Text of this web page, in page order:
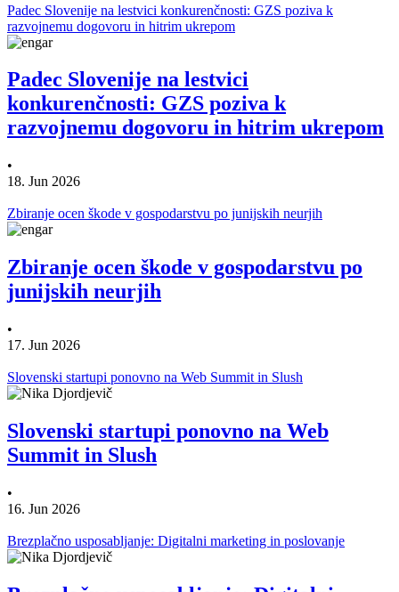
Padec Slovenije na lestvici konkurenčnosti: GZS poziva k
razvojnemu dogovoru in hitrim ukrepom
Padec Slovenije na lestvici
konkurenčnosti: GZS poziva k
razvojnemu dogovoru in hitrim ukrepom
•
18. Jun 2026
Zbiranje ocen škode v gospodarstvu po junijskih neurjih
Zbiranje ocen škode v gospodarstvu po
junijskih neurjih
•
17. Jun 2026
Slovenski startupi ponovno na Web Summit in Slush
Slovenski startupi ponovno na Web
Summit in Slush
•
16. Jun 2026
Brezplačno usposabljanje: Digitalni marketing in poslovanje